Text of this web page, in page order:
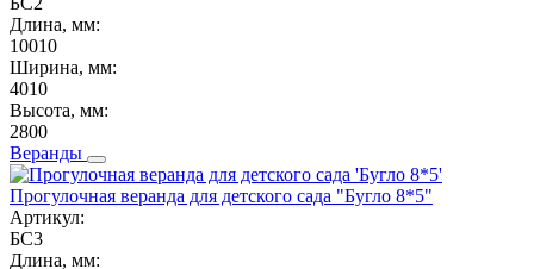
Длина, мм:
10010
Ширина, мм:
4010
Высота, мм:
2800
Веранды
Прогулочная веранда для детского сада "Бугло 8*5"
Артикул:
БС3
Длина, мм: